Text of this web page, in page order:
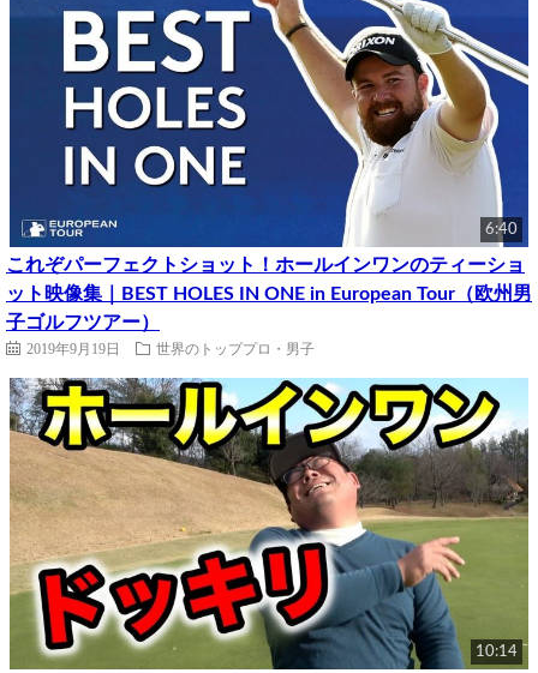
6:40
これぞパーフェクトショット！ホールインワンのティーショ
ット映像集｜BEST HOLES IN ONE in European Tour（欧州男
子ゴルフツアー）
2019年9月19日 世界のトッププロ・男子
10:14